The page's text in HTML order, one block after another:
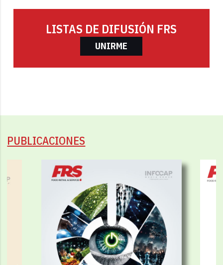
LISTAS DE DIFUSIÓN FRS
UNIRME
PUBLICACIONES